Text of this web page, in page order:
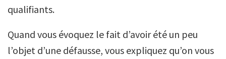
qualifiants.
Quand vous évoquez le fait d’avoir été un peu
l’objet d’une défausse, vous expliquez qu’on vous